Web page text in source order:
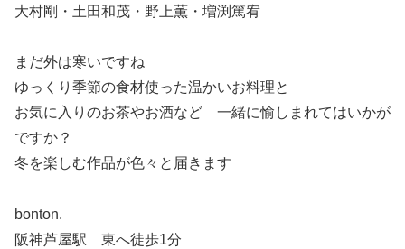
大村剛・土田和茂・野上薫・増渕篤宥
まだ外は寒いですね
ゆっくり季節の食材使った温かいお料理と
お気に入りのお茶やお酒など 一緒に愉しまれてはいかが
ですか？
冬を楽しむ作品が色々と届きます
bonton.
阪神芦屋駅 東へ徒歩1分